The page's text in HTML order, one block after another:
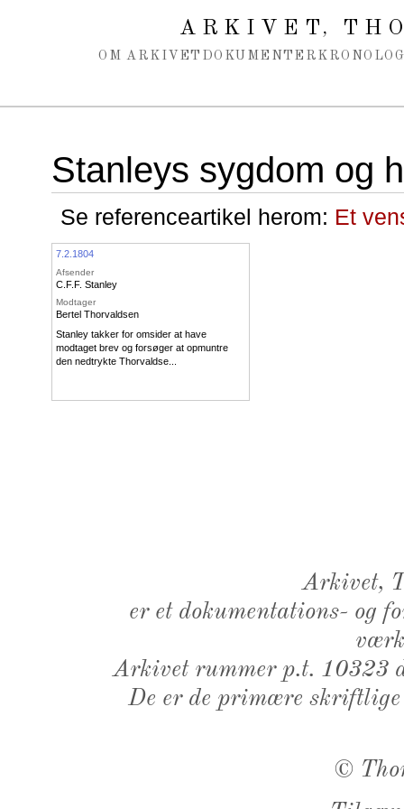
ARKIVET,
OM ARKIVET DOKUMENTER
Stanleys sygdom og
Se referenceartikel herom: Et
7.2.1804
Afsender
C.F.F. Stanley
Modtager
Bertel Thorvaldsen
Stanley takker for omsider at have
modtaget brev og forsøger at opmuntre
den nedtrykte Thorvaldse...
Arkivet,
er et dokumentations- og
Arkivet rummer p.t. 10323
De er de primære
©